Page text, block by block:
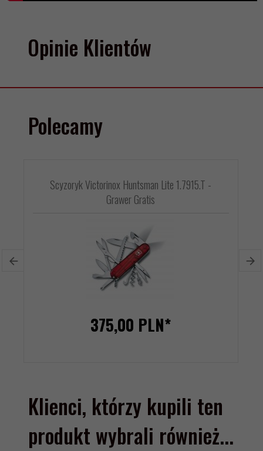
Opinie Klientów
Polecamy
Scyzoryk Victorinox Huntsman Lite 1.7915.T -
Grawer Gratis
375,00 PLN*
Klienci, którzy kupili ten
produkt wybrali również...